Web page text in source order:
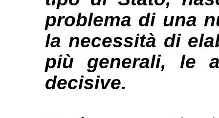
problema di una
la necessità di
più generali, le
decisive.